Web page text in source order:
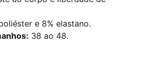
e 8% elastano.
38 ao 48.